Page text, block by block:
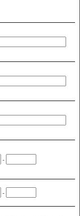
-
-